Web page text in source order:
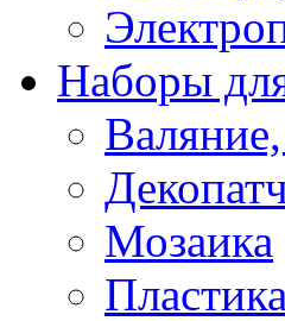
Наборы
Мозаика